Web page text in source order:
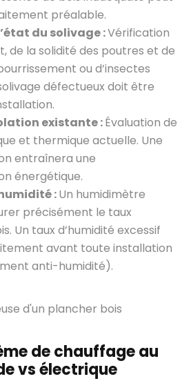
préalable.
du solivage :Vérification
de la solidité des poutres et de
ou d’insectes
défectueux doit être
existante :Évaluation de
et thermique actuelle. Une
entraînera une
énergétique.
:Un humidimètre
précisément le taux
Un taux d’humidité excessif
avant toute installation
anti-humidité).
de chauffage au
vs électrique